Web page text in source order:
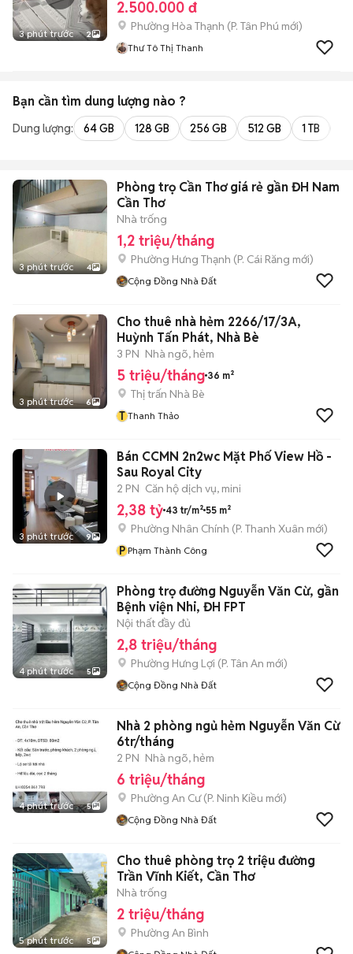
3 phút trước 2
2.500.000 đ
Phường Hòa Thạnh (P. Tân Phú mới)
Thư Tô Thị Thanh
Bạn cần tìm dung lượng nào ?
Dung lượng: 64 GB 128 GB 256 GB 512 GB 1 TB
3 phút trước 4
Phòng trọ Cần Thơ giá rẻ gần ĐH Nam
Cần Thơ
Nhà trống
1,2 triệu/tháng
Phường Hưng Thạnh (P. Cái Răng mới)
Cộng Đồng Nhà Đất
3 phút trước 6
Cho thuê nhà hẻm 2266/17/3A,
Huỳnh Tấn Phát, Nhà Bè
3 PN Nhà ngõ, hẻm
5 triệu/tháng 36 m²
Thị trấn Nhà Bè
T Thanh Thảo
3 phút trước 9
Bán CCMN 2n2wc Mặt Phố View Hồ -
Sau Royal City
2 PN Căn hộ dịch vụ, mini
2,38 tỷ 43 tr/m² 55 m²
Phường Nhân Chính (P. Thanh Xuân mới)
P Phạm Thành Công
4 phút trước 5
Phòng trọ đường Nguyễn Văn Cừ, gần
Bệnh viện Nhi, ĐH FPT
Nội thất đầy đủ
2,8 triệu/tháng
Phường Hưng Lợi (P. Tân An mới)
Cộng Đồng Nhà Đất
4 phút trước 5
Nhà 2 phòng ngủ hẻm Nguyễn Văn Cừ
6tr/tháng
2 PN Nhà ngõ, hẻm
6 triệu/tháng
Phường An Cư(P. Ninh Kiều mới)
Cộng Đồng Nhà Đất
5 phút trước 5
Cho thuê phòng trọ 2 triệu đường
Trần Vĩnh Kiết, Cần Thơ
Nhà trống
2 triệu/tháng
Phường An Bình